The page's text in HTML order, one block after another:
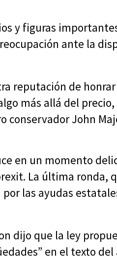
y figuras
ante la
reputación de
más allá del
conservador John
en un momento
La última ronda,
las ayudas
dijo que la ley
en el texto